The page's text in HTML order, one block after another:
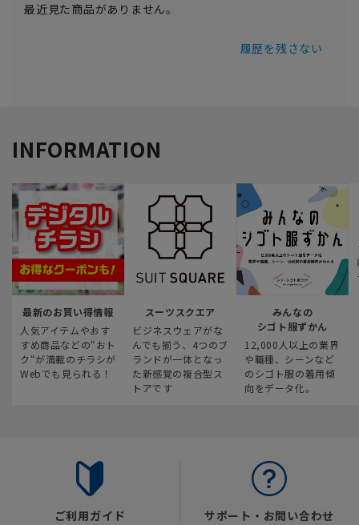
最近見た商品がありません。
履歴を残さない
INFORMATION
最新のお買い得情報
人気アイテムやおす
すめ商品などの“おト
ク“が満載のチラシが
Webでも見られる！
スーツスクエア
ビジネスウェアがな
んでも揃う、4つのブ
ランドが一体となっ
た新感覚の複合型ス
トアです
みんなの
シゴト服ずかん
12,000人以上の業界
や職種、シーンなど
のシゴト服の着用傾
向をデータ化。
ご利用ガイド サポート・お問い合わせ